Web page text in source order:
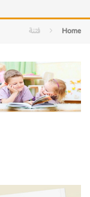
Home فتنة